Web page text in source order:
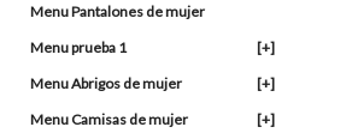
Menu Pantalones de mujer
Menu prueba 1
[+]
Menu Abrigos de mujer
[+]
Menu Camisas de mujer
[+]